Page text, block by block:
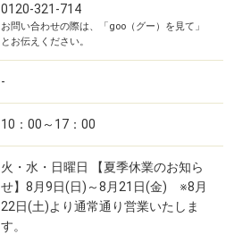
0120-321-714
お問い合わせの際は、「goo（グー）を見て」
とお伝えください。
-
10：00～17：00
火・水・日曜日 【夏季休業のお知ら
せ】8月9日(日)～8月21日(金) ※8月
22日(土)より通常通り営業いたしま
す。